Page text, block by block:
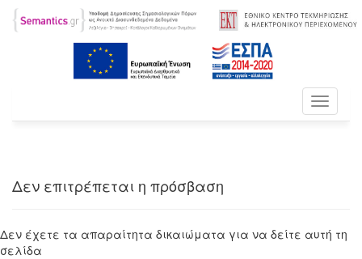
Toggle
Δεν επιτρέπεται η πρόσβαση
Δεν έχετε τα απαραίτητα δικαιώματα για να δείτε αυτή τη
σελίδα